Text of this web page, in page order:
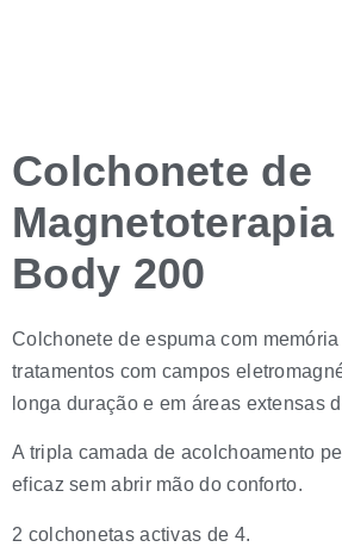
Colchonete de
Body 200
Colchonete de espuma com
tratamentos com campos
longa duração e em áreas extensas
A tripla camada de acolchoamento
eficaz sem abrir mão do conforto.
2 colchonetas activas de 4.